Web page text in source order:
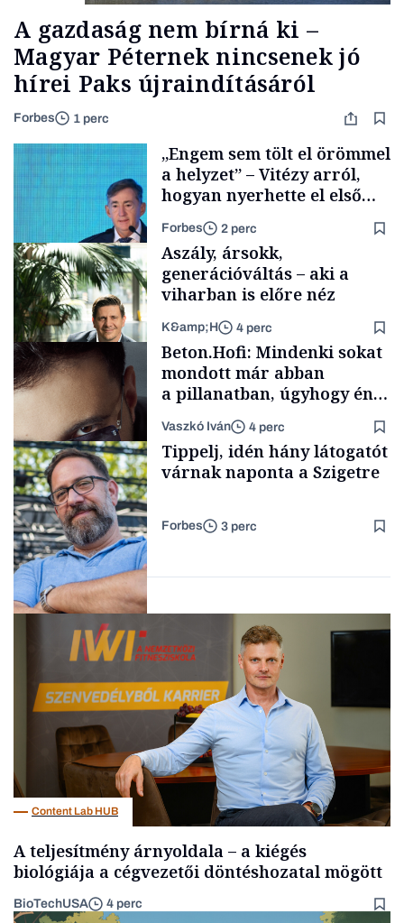
A gazdaság nem bírná ki –
Magyar Péternek nincsenek jó
hírei Paks újraindításáról
Forbes 1 perc
Elszámoltatás
„Engem sem tölt el örömmel
a helyzet” – Vitézy arról,
hogyan nyerhette el első
tenderét Mészárosék cége a
Tisza-kormány alatt
Forbes 2 perc
TÁMOGATÓI
TARTALOM
Aszály, ársokk,
generációváltás – aki a
viharban is előre néz
K&amp;H 4 perc
Forbes-sztori
Beton.Hofi: Mindenki sokat
mondott már abban
a pillanatban, úgyhogy én
a legsarkosabb
gondolataimat akartam
kimondani
Vaszkó Iván 4 perc
Tippelj, idén hány látogatót
várnak naponta a Szigetre
Forbes 3 perc
Content Lab HUB
A teljesítmény árnyoldala – a kiégés
biológiája a cégvezetői döntéshozatal mögött
BioTechUSA 4 perc